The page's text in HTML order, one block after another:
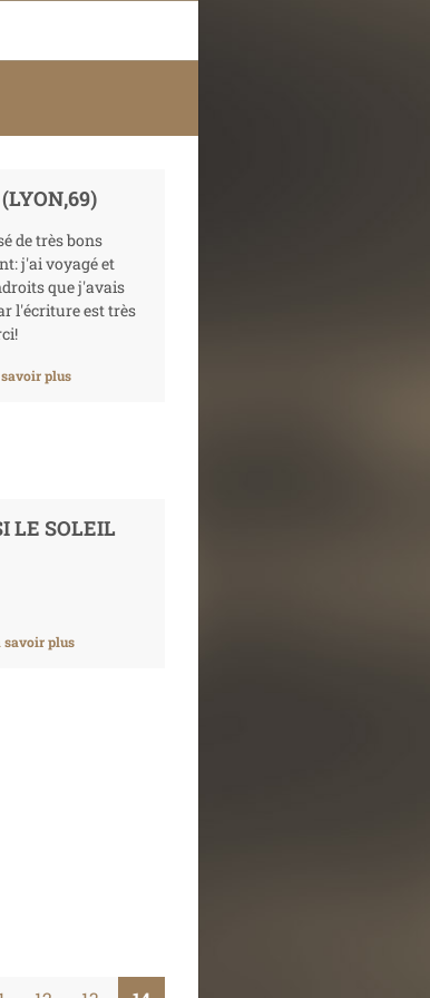
de très bons
j'ai voyagé et
que j'avais
l'écriture est très
plus
LE SOLEIL
savoir plus